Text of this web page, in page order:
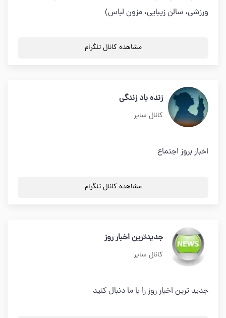
ورزشی، سالن زیبایی، مزون لباس)
مشاهده کانال تلگرام
زنده باد زندگی
کانال سایر
اخبار بروز اجتماع
مشاهده کانال تلگرام
جدیدترین اخبار روز
کانال سایر
جدید ترین اخبار روز را با ما دنبال کنید